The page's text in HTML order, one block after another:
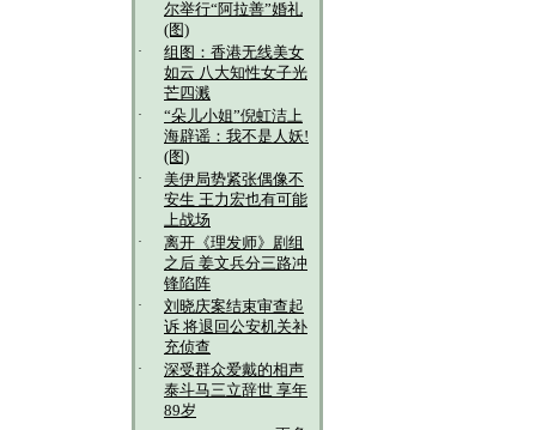
尔举行“阿拉善”婚礼
(图)
·
组图：香港无线美女
如云 八大知性女子光
芒四溅
·
“朵儿小姐”倪虹洁上
海辟谣：我不是人妖!
(图)
·
美伊局势紧张偶像不
安生 王力宏也有可能
上战场
·
离开《理发师》剧组
之后 姜文兵分三路冲
锋陷阵
·
刘晓庆案结束审查起
诉 将退回公安机关补
充侦查
·
深受群众爱戴的相声
泰斗马三立辞世 享年
89岁